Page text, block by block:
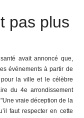
pas plus
avait annoncé que,
événements à partir de
la ville et le célèbre
du 4e arrondissement
"Une vraie déception de la
faut respecter en cette